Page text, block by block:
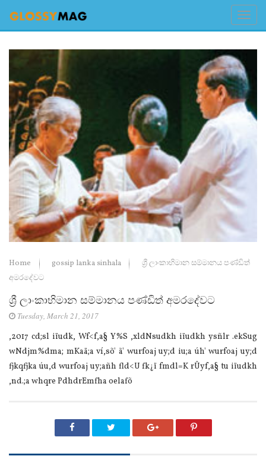
Home gossip lanka sinhala
ශ්‍රී ලාංකාභිමාන සම්මානය පණ්‌ඩිත්
අමරදේවට
ශ්‍රී ලාංකාභිමාන සම්මානය පණ්‌ඩිත් අමරදේවට
Tuesday, March 21, 2017
,2017 cd;sl iïudk, Wf<f,a§ Y%S ,xldNsudkh iïudkh ysñlr .ekSug
wNdjm%dma; mKa‌ä;a ví,sõ' ã' wurfoaj uy;d iu;a úh' wurfoaj uy;d
fjkqfjka úu,d wurfoaj uy;añh fld<U fk¿ï fmdl=K rÛyf,a§ tu iïudkh
,nd.;a whqre PdhdrEmfha oela‌fõ